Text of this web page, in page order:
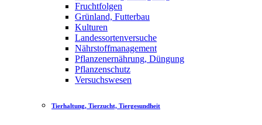
Fruchtfolgen
Grünland, Futterbau
Kulturen
Landessortenversuche
Nährstoffmanagement
Pflanzenernährung, Düngung
Pflanzenschutz
Versuchswesen
Tierhaltung, Tierzucht, Tiergesundheit